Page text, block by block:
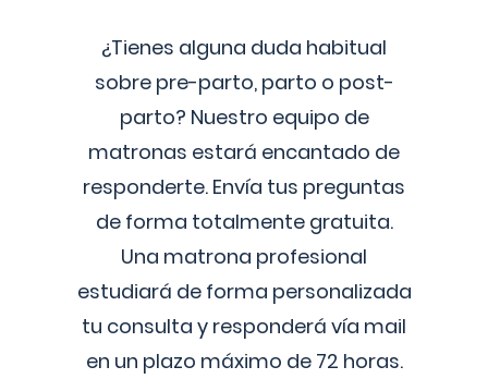
¿Tienes alguna duda habitual
sobre pre-parto, parto o post-
parto? Nuestro equipo de
matronas estará encantado de
responderte. Envía tus preguntas
de forma totalmente gratuita.
Una matrona profesional
estudiará de forma personalizada
tu consulta y responderá vía mail
en un plazo máximo de 72 horas.